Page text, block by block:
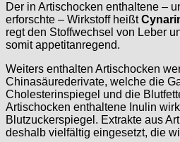
Der in Artischocken enthaltene –
erforschte – Wirkstoff heißt
regt den Stoffwechsel von Leber
somit appetitanregend.
Weiters enthalten Artischocken
Chinasäurederivate, welche die
Cholesterinspiegel und die
Artischocken enthaltene Inulin
Blutzuckerspiegel. Extrakte aus
deshalb vielfältig eingesetzt, die